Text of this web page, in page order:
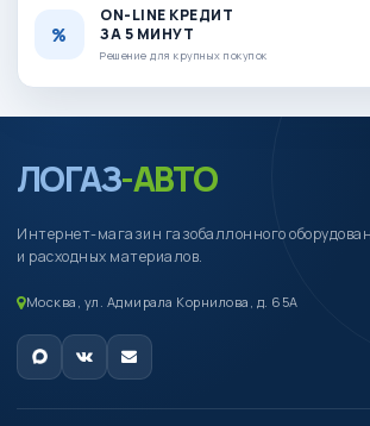
ON-LINE КРЕДИТ
ЗА 5 МИНУТ
Решение для крупных покупок
ЛОГАЗ-АВТО
Интернет-магазин газобаллонного
и расходных материалов.
Москва, ул. Адмирала Корнилова, д. 65А